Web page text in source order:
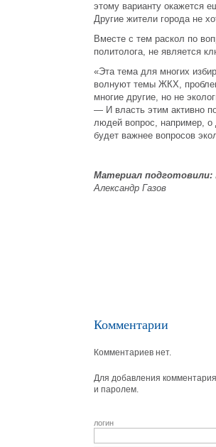
этому варианту окажется
Другие жители города не
Вместе с тем раскол по
политолога, не является
«Эта тема для многих
волнуют темы ЖКХ,
многие другие, но не
— И власть этим активно
людей вопрос, например, о
будет важнее вопросов
Материал подготовили:
Александр Газов
Комментарии
Комментариев нет.
Для добавления
и паролем.
логин